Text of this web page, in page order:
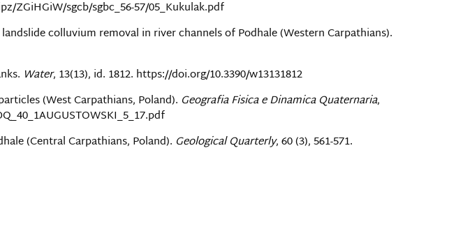
ZGiHGiW/sgcb/sgbc_56-57/05_Kukulak.pdf
colluvium removal in river channels of Podhale (Western Carpathians).
Water, 13(13), id. 1812. https://doi.org/10.3390/w13131812
(West Carpathians, Poland). Geografia Fisica e Dinamica Quaternaria,
(Central Carpathians, Poland). Geological Quarterly, 60 (3), 561-571.